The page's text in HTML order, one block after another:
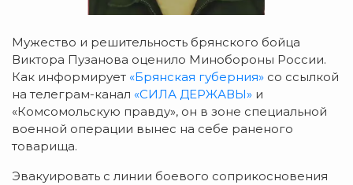
Мужество и решительность брянского бойца
Виктора Пузанова оценило Минобороны России.
Как информирует «Брянская губерния» со ссылкой
на телеграм-канал «СИЛА ДЕРЖАВЫ» и
«Комсомольскую правду», он в зоне специальной
военной операции вынес на себе раненого
товарища.
Эвакуировать с линии боевого соприкосновения